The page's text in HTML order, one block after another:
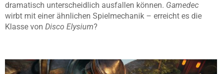
dramatisch unterscheidlich ausfallen können. Gamedec
wirbt mit einer ähnlichen Spielmechanik – erreicht es die
Klasse von Disco Elysium?